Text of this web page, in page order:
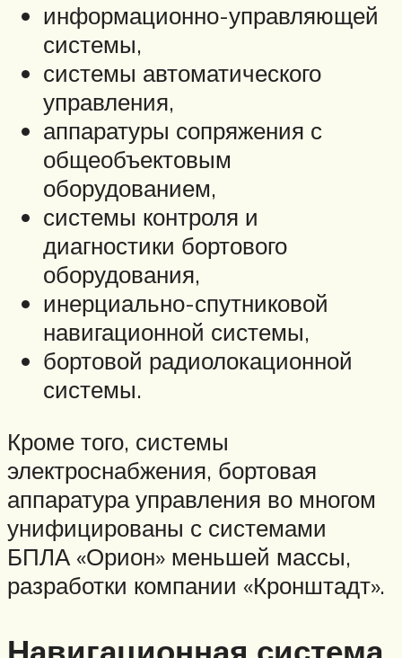
информационно-управляющей
системы,
системы автоматического
управления,
аппаратуры сопряжения с
общеобъектовым
оборудованием,
системы контроля и
диагностики бортового
оборудования,
инерциально-спутниковой
навигационной системы,
бортовой радиолокационной
системы.
Кроме того, системы
электроснабжения, бортовая
аппаратура управления во многом
унифицированы с системами
БПЛА «Орион» меньшей массы,
разработки компании «Кронштадт».